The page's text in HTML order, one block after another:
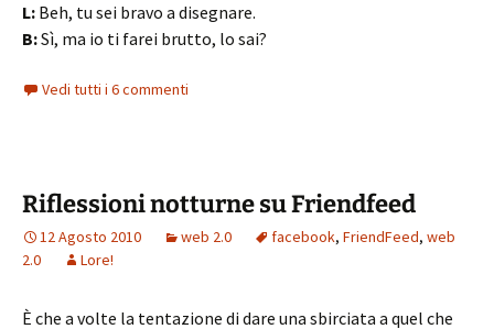
L: Beh, tu sei bravo a disegnare.
B:Sì, ma io ti farei brutto, lo sai?
Vedi tutti i 6 commenti
Riflessioni notturne su Friendfeed
12 Agosto 2010 web 2.0 facebook, FriendFeed, web
2.0
Lore!
È che a volte la tentazione di dare una sbirciata a quel che